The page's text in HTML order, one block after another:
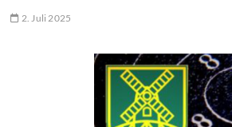
2. Juli 2025